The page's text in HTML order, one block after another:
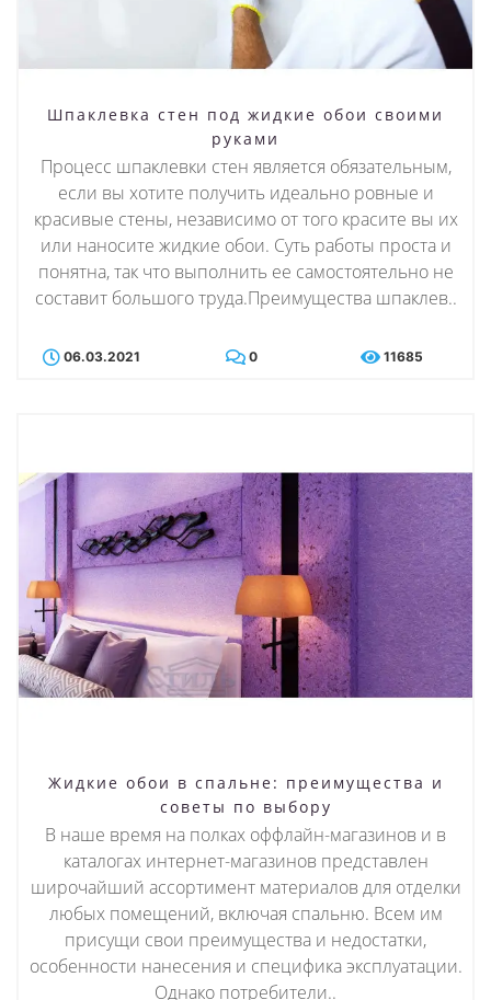
Шпаклевка стен под жидкие обои своими
руками
Процесс шпаклевки стен является обязательным,
если вы хотите получить идеально ровные и
красивые стены, независимо от того красите вы их
или наносите жидкие обои. Суть работы проста и
понятна, так что выполнить ее самостоятельно не
составит большого труда.Преимущества шпаклев..
06.03.2021 0 11685
Жидкие обои в спальне: преимущества и
советы по выбору
В наше время на полках оффлайн-магазинов и в
каталогах интернет-магазинов представлен
широчайший ассортимент материалов для отделки
любых помещений, включая спальню. Всем им
присущи свои преимущества и недостатки,
особенности нанесения и специфика эксплуатации.
Однако потребители..